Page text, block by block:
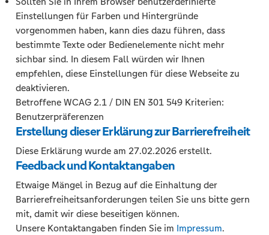
Einstellungen für Farben und Hintergründe
vorgenommen haben, kann dies dazu führen, dass
bestimmte Texte oder Bedienelemente nicht mehr
sichbar sind. In diesem Fall würden wir Ihnen
empfehlen, diese Einstellungen für diese Webseite zu
deaktivieren.
Betroffene WCAG 2.1 / DIN EN 301 549 Kriterien:
Benutzerpräferenzen
Erstellung dieser Erklärung zur Barrierefreiheit
Diese Erklärung wurde am 27.02.2026 erstellt.
Feedback und Kontaktangaben
Etwaige Mängel in Bezug auf die Einhaltung der
Barrierefreiheitsanforderungen teilen Sie uns bitte gern
mit, damit wir diese beseitigen können.
Unsere Kontaktangaben finden Sie im Impressum.